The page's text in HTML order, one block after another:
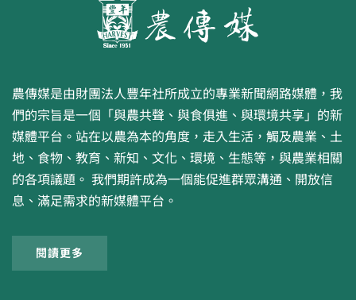
農傳媒是由財團法人豐年社所成立的專業新聞網路媒體，我
們的宗旨是一個「與農共聲、與食俱進、與環境共享」的新
媒體平台。站在以農為本的角度，走入生活，觸及農業、土
地、食物、教育、新知、文化、環境、生態等，與農業相關
的各項議題。 我們期許成為一個能促進群眾溝通、開放信
息、滿足需求的新媒體平台。
閱讀更多